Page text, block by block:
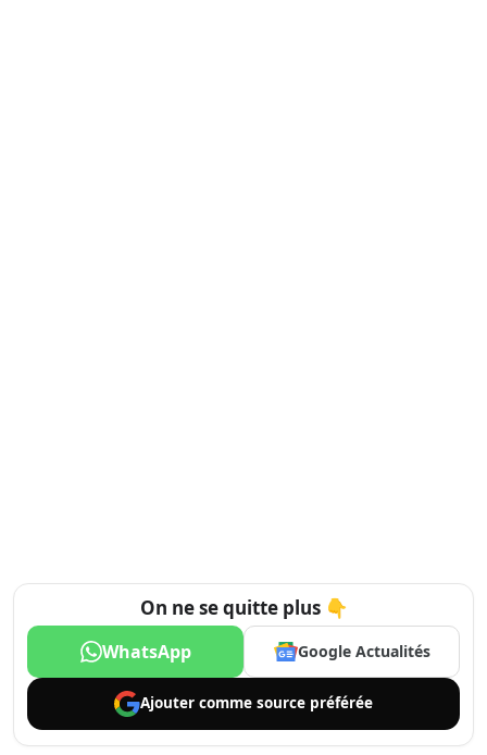
On ne se quitte plus 👇
WhatsApp Google Actualités
Ajouter comme source préférée